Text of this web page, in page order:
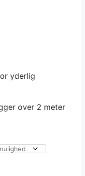
yderlig
over 2 meter